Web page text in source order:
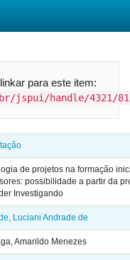
para este item:
jspui/handle/4321/81
de projetos na formação
possibilidade a partir da
Investigando
Luciani Andrade de
Amarildo Menezes